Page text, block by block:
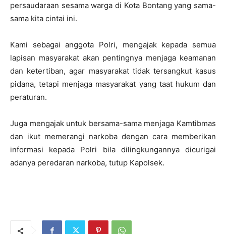
persaudaraan sesama warga di Kota Bontang yang sama-
sama kita cintai ini.
Kami sebagai anggota Polri, mengajak kepada semua
lapisan masyarakat akan pentingnya menjaga keamanan
dan ketertiban, agar masyarakat tidak tersangkut kasus
pidana, tetapi menjaga masyarakat yang taat hukum dan
peraturan.
Juga mengajak untuk bersama-sama menjaga Kamtibmas
dan ikut memerangi narkoba dengan cara memberikan
informasi kepada Polri bila dilingkungannya dicurigai
adanya peredaran narkoba, tutup Kapolsek.